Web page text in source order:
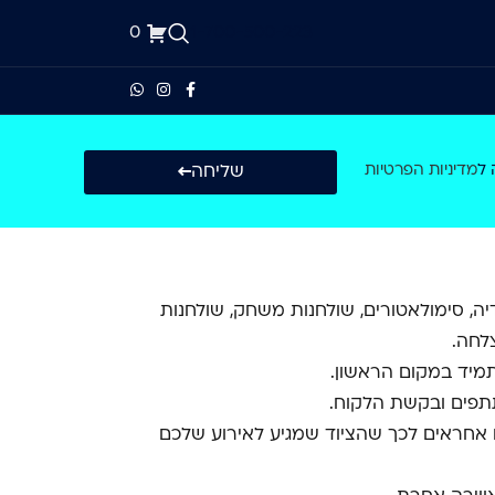
0
למדיניות הפרטיות שליחה
סימולאטורים, שולחנות משחק, שולחנות
במקום הראשון.
ובקשת הלקוח.
אחראים לכך שהציוד שמגיע לאירוע שלכם